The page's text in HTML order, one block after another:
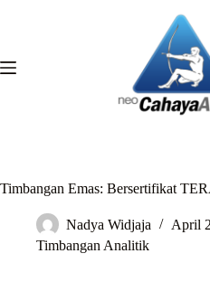
Timbangan Emas: Bersertifikat
Nadya Widjaja
April
Timbangan Analitik